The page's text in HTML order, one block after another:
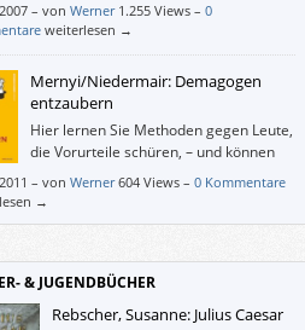
Schärfe verleiht (ohne ihn würden die
Kuhaugen sein), ist er doch, wie Kokain,
Droge.“
– von Werner 1.255 Views – 0
weiterlesen →
Mernyi/Niedermair: Demagogen
entzaubern
Hier lernen Sie Methoden gegen Leute,
die Vorurteile schüren, – und können
nebenbei auch ihre allgemeine
überprüfen.
– von Werner 604 Views – 0 Kommentare
→
& JUGENDBÜCHER
Rebscher, Susanne: Julius Caesar